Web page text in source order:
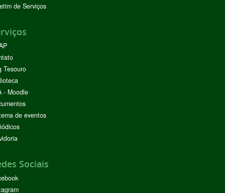
de Serviços
Tesouro
- Moodle
de eventos
Sociais